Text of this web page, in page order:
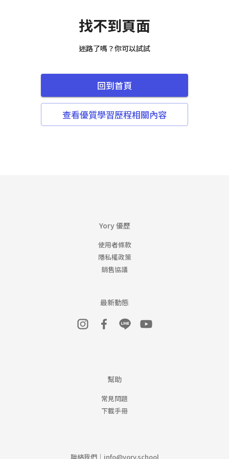
找不到頁面
迷路了嗎？你可以試試
回到首頁
查看優質學習歷程相關內容
Yory 優歷
使用者條款
隱私權政策
銷售協議
最新動態
幫助
常見問題
下載手冊
聯絡我們｜ info@yory.school